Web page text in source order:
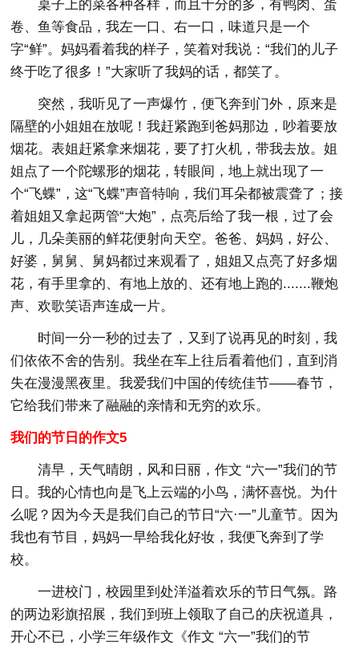
桌子上的菜各种各样，而且十分的多，有鸭肉、蛋
卷、鱼等食品，我左一口、右一口，味道只是一个
字“鲜”。妈妈看着我的样子，笑着对我说：“我们的儿子
终于吃了很多！”大家听了我妈的话，都笑了。
突然，我听见了一声爆竹，便飞奔到门外，原来是
隔壁的小姐姐在放呢！我赶紧跑到爸妈那边，吵着要放
烟花。表姐赶紧拿来烟花，要了打火机，带我去放。姐
姐点了一个陀螺形的烟花，转眼间，地上就出现了一
个“飞蝶”，这“飞蝶”声音特响，我们耳朵都被震聋了；接
着姐姐又拿起两管“大炮”，点亮后给了我一根，过了会
儿，几朵美丽的鲜花便射向天空。爸爸、妈妈，好公、
好婆，舅舅、舅妈都过来观看了，姐姐又点亮了好多烟
花，有手里拿的、有地上放的、还有地上跑的.......鞭炮
声、欢歌笑语声连成一片。
时间一分一秒的过去了，又到了说再见的时刻，我
们依依不舍的告别。我坐在车上往后看着他们，直到消
失在漫漫黑夜里。我爱我们中国的传统佳节——春节，
它给我们带来了融融的亲情和无穷的欢乐。
我们的节日的作文5
清早，天气晴朗，风和日丽，作文 “六一”我们的节
日。我的心情也向是飞上云端的小鸟，满怀喜悦。为什
么呢？因为今天是我们自己的节日“六·一”儿童节。因为
我也有节目，妈妈一早给我化好妆，我便飞奔到了学
校。
一进校门，校园里到处洋溢着欢乐的节日气氛。路
的两边彩旗招展，我们到班上领取了自己的庆祝道具，
开心不已，小学三年级作文《作文 “六一”我们的节